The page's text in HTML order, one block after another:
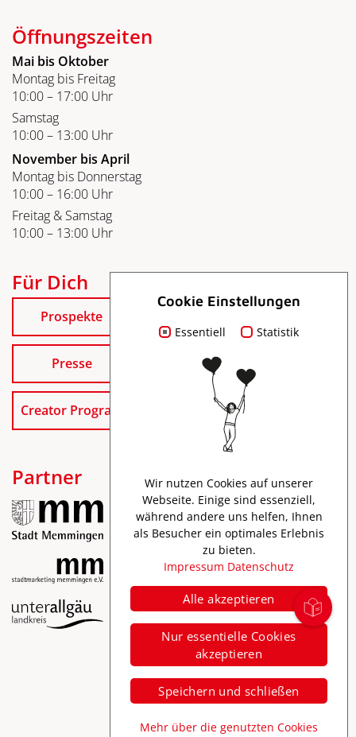
Öffnungszeiten
Mai bis Oktober
Montag bis Freitag
10:00 – 17:00 Uhr
Samstag
10:00 – 13:00 Uhr
November bis April
Montag bis Donnerstag
10:00 – 16:00 Uhr
Freitag & Samstag
10:00 – 13:00 Uhr
Für Dich
Prospekte
Presse
Creator Program
Partner
Impressum
Datenschutz
Barrierefreiheit
Cookie Einstellungen
Essentiell Statistik
Wir nutzen Cookies auf unserer
Webseite. Einige sind essenziell,
während andere uns helfen, Ihnen
als Besucher ein optimales Erlebnis
zu bieten.
Impressum Datenschutz
Alle akzeptieren
Nur essentielle Cookies
akzeptieren
Speichern und schließen
Mehr über die genutzten Cookies